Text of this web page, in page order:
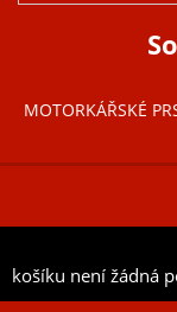
MOTORKÁŘSKÉ
košíku není žádná